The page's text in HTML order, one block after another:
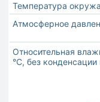
Температура
Атмосферное
Относительная
°С, без конденсации